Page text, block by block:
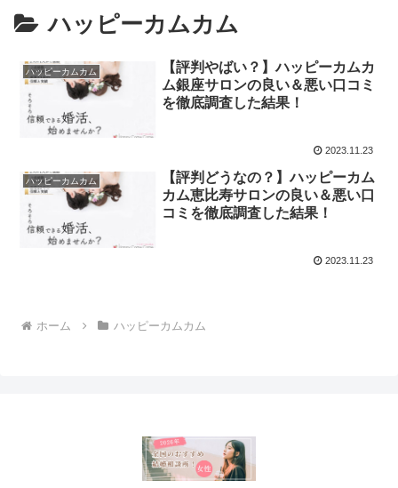
ハッピーカムカム
ハッピーカムカム
【評判やばい？】ハッピーカムカ
ム銀座サロンの良い＆悪い口コミ
を徹底調査した結果！
2023.11.23
ハッピーカムカム
【評判どうなの？】ハッピーカム
カム恵比寿サロンの良い＆悪い口
コミを徹底調査した結果！
2023.11.23
ホーム ハッピーカムカム